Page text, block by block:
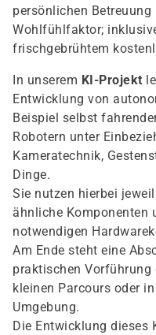
persönlichen Betreuung
Wohlfühlfaktor;
frischgebrühtem
In unserem KI-Projekt
Entwicklung von
Beispiel selbst
Robotern unter
Kameratechnik,
Dinge.
Sie nutzen hierbei
ähnliche Komponenten
notwendigen
Am Ende steht eine
praktischen Vorführung
kleinen Parcours oder
Umgebung.
Die Entwicklung dieses